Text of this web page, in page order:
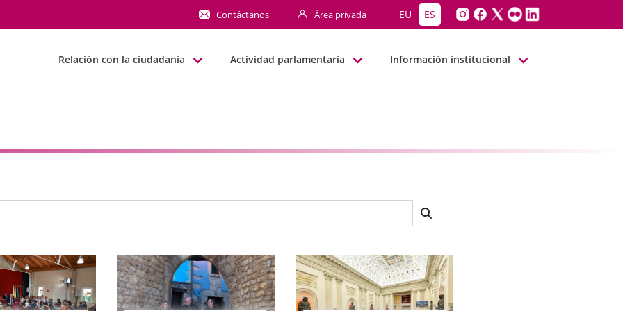
Contáctanos Área privada EU ES
Relación con la ciudadanía Actividad parlamentaria Información institucional
búsqueda